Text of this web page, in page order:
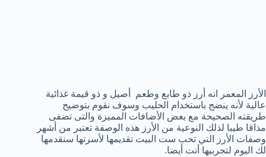
الأرز المعمر انه أرز ذو طابع وطعم أصيل و ذو قيمة غذائية
عالية لأنه ينضج باستخدام الحليب وسوف نقوم بتوضيح
طريقته الصحيحة مع بعض الأضافات المميزة والتى تضفى
مذاقا طيبا لذلك النوعية من الأرز هذه الوصفة تعتبر من أشهر
وصفات الأرز التي تحب ست البيت تقديمها لأسرتها سنقدمها
لك اليوم لتجربيها أنت أيضا.